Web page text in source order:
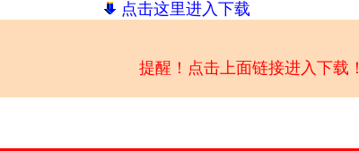
点击这里进入下载
提醒！点击上面链接进入下载！